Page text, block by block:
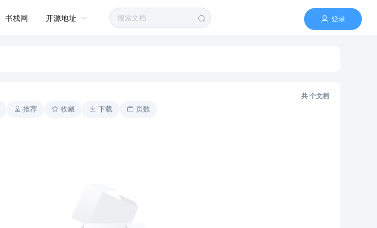
书栈网 开源地址 登录
共 个文档
推荐 收藏 下载 页数